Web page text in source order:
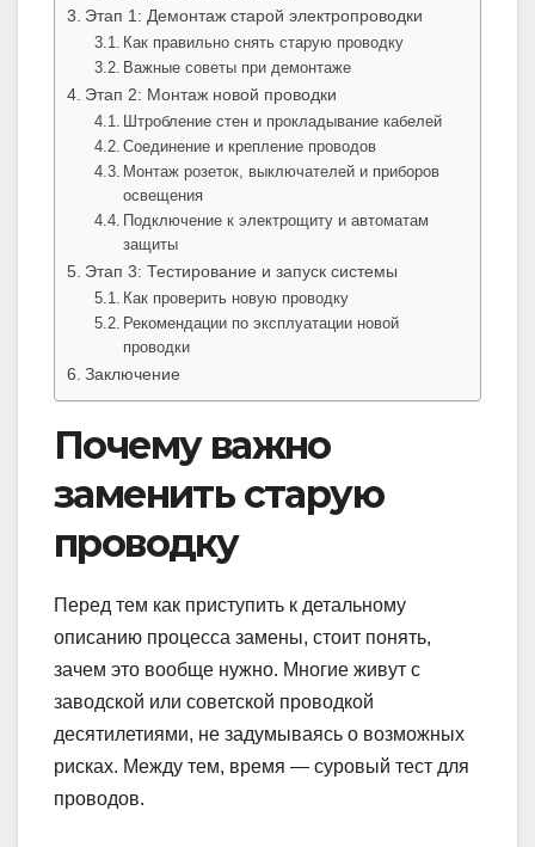
Этап 1: Демонтаж старой электропроводки
Как правильно снять старую проводку
Важные советы при демонтаже
Этап 2: Монтаж новой проводки
Штробление стен и прокладывание кабелей
Соединение и крепление проводов
Монтаж розеток, выключателей и приборов
освещения
Подключение к электрощиту и автоматам
защиты
Этап 3: Тестирование и запуск системы
Как проверить новую проводку
Рекомендации по эксплуатации новой
проводки
Заключение
Почему важно
заменить старую
проводку
Перед тем как приступить к детальному
описанию процесса замены, стоит понять,
зачем это вообще нужно. Многие живут с
заводской или советской проводкой
десятилетиями, не задумываясь о возможных
рисках. Между тем, время — суровый тест для
проводов.